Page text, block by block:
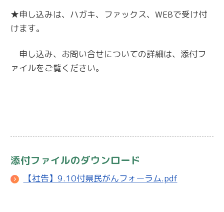
★申し込みは、ハガキ、ファックス、WEBで受け付
けます。
申し込み、お問い合せについての詳細は、添付フ
ァイルをご覧ください。
添付ファイルのダウンロード
【社告】9.10付県民がんフォーラム.pdf